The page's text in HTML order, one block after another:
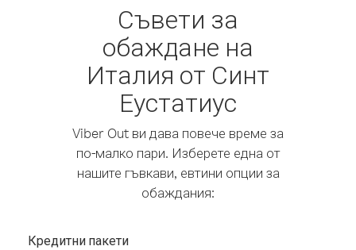
Съвети за
обаждане на
Италия от Синт
Еустатиус
Viber Out ви дава повече време за
по-малко пари. Изберете една от
нашите гъвкави, евтини опции за
обаждания:
Кредитни пакети